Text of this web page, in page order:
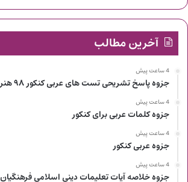
آخرین مطالب
4 ساعت پیش
جزوه پاسخ تشریحی تست های عربی کنکور ۹۸ هنر
4 ساعت پیش
جزوه کلمات عربی برای کنکور
4 ساعت پیش
جزوه عربی کنکور
4 ساعت پیش
جزوه خلاصه آیات تعلیمات دینی اسلامی فرهنگیان